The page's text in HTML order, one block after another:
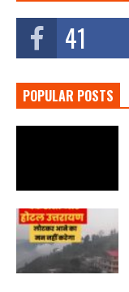
41
POPULAR POSTS